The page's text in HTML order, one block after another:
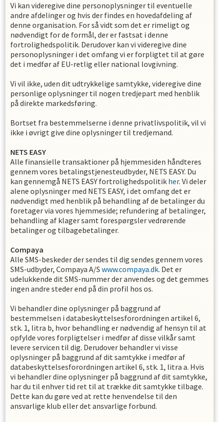
Vi kan videregive dine personoplysninger til eventuelle
andre afdelinger og hvis der findes en hovedafdeling af
denne organisation. For så vidt som det er rimeligt og
nødvendigt for de formål, der er fastsat i denne
fortrolighedspolitik. Derudover kan vi videregive dine
personoplysninger i det omfang vi er forpligtet til at gøre
det i medfør af EU-retlig eller national lovgivning.
Vi vil ikke, uden dit udtrykkelige samtykke, videregive dine
personlige oplysninger til nogen tredjepart med henblik
på direkte markedsføring.
Bortset fra bestemmelserne i denne privatlivspolitik, vil vi
ikke i øvrigt give dine oplysninger til tredjemand.
NETS EASY
Alle finansielle transaktioner på hjemmesiden håndteres
gennem vores betalingstjenesteudbyder, NETS EASY. Du
kan gennemgå NETS EASY fortrolighedspolitik her. Vi deler
alene oplysninger med NETS EASY, i det omfang det er
nødvendigt med henblik på behandling af de betalinger du
foretager via vores hjemmeside; refundering af betalinger,
behandling af klager samt forespørgsler vedrørende
betalinger og tilbagebetalinger.
Compaya
Alle SMS-beskeder der sendes til dig sendes gennem vores
SMS-udbyder, Compaya A/S www.compaya.dk. Det er
udelukkende dit SMS-nummer der anvendes og det gemmes
ingen andre steder end på din profil hos os.
Vi behandler dine oplysninger på baggrund af
bestemmelsen i databeskyttelsesforordningen artikel 6,
stk. 1, litra b, hvor behandling er nødvendig af hensyn til at
opfylde vores forpligtelser i medfør af disse vilkår samt
levere servicen til dig. Derudover behandler vi visse
oplysninger på baggrund af dit samtykke i medfør af
databeskyttelsesforordningen artikel 6, stk. 1, litra a. Hvis
vi behandler dine oplysninger på baggrund af dit samtykke,
har du til enhver tid ret til at trække dit samtykke tilbage.
Dette kan du gøre ved at rette henvendelse til den
ansvarlige klub eller det ansvarlige forbund.